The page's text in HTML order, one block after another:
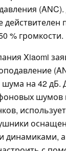
% громкости.
Xiaomi
на 42 дБ.
шумов
динамиками,